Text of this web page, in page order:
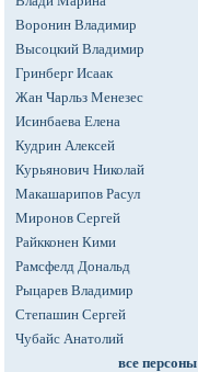
Воронин Владимир
Высоцкий Владимир
Гринберг Исаак
Жан Чарльз Менезес
Исинбаева Елена
Кудрин Алексей
Курьянович Николай
Макашарипов Расул
Миронов Сергей
Райкконен Кими
Рамсфелд Дональд
Рыцарев Владимир
Степашин Сергей
Чубайс Анатолий
все персоны